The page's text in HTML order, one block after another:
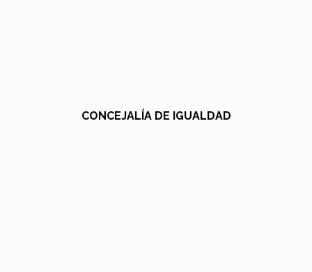
CONCEJALÍA DE IGUALDAD